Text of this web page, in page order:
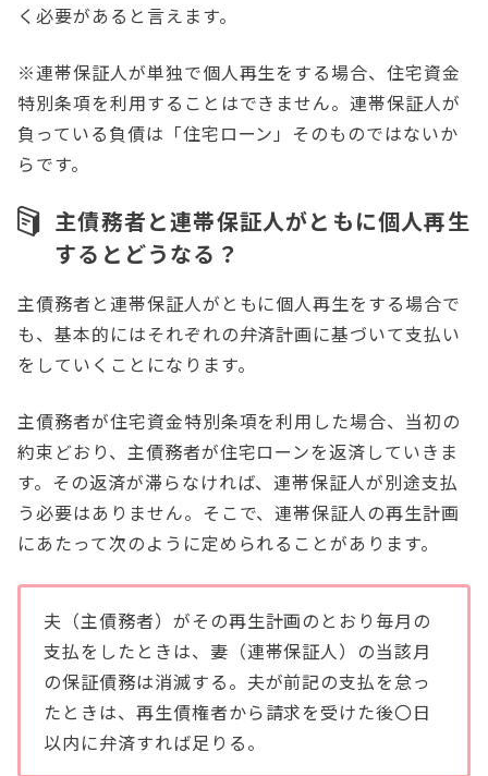
く必要があると言えます。
※連帯保証人が単独で個人再生をする場合、住宅資金
特別条項を利用することはできません。連帯保証人が
負っている負債は「住宅ローン」そのものではないか
らです。
主債務者と連帯保証人がともに個人再生
するとどうなる？
主債務者と連帯保証人がともに個人再生をする場合で
も、基本的にはそれぞれの弁済計画に基づいて支払い
をしていくことになります。
主債務者が住宅資金特別条項を利用した場合、当初の
約束どおり、主債務者が住宅ローンを返済していきま
す。その返済が滞らなければ、連帯保証人が別途支払
う必要はありません。そこで、連帯保証人の再生計画
にあたって次のように定められることがあります。
夫（主債務者）がその再生計画のとおり毎月の
支払をしたときは、妻（連帯保証人）の当該月
の保証債務は消滅する。夫が前記の支払を怠っ
たときは、再生債権者から請求を受けた後〇日
以内に弁済すれば足りる。